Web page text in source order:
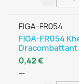
FIGA-FR054
FIGA-FR054
Dracombattant
—
0,42 €